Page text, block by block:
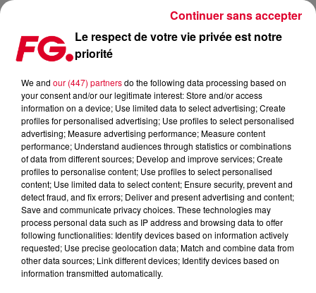
LES REMIXES QUI ONT PLUS DE SUCCÈS QUE L’ORIGINAL.
Le respect de votre vie privée est notre
priorité
We and our (447) partnersdo the following data processing based on
your consent and/or our legitimate interest: Store and/or access
information on a device; Use limited data to select advertising; Create
profiles for personalised advertising; Use profiles to select personalised
advertising; Measure advertising performance; Measure content
performance; Understand audiences through statistics or combinations
of data from different sources; Develop and improve services; Create
profiles to personalise content; Use profiles to select personalised
content; Use limited data to select content; Ensure security, prevent and
detect fraud, and fix errors; Deliver and present advertising and content;
Save and communicate privacy choices. These technologies may
process personal data such as IP address and browsing data to offer
following functionalities: Identify devices based on information actively
requested; Use precise geolocation data; Match and combine data from
other data sources; Link different devices; Identify devices based on
information transmitted automatically.
Continuer sans accepter